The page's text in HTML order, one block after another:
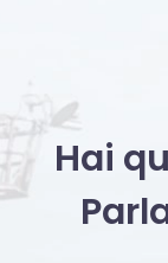
Hai